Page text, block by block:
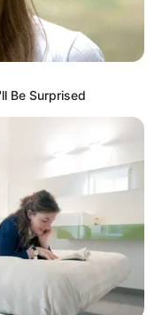
que le
de Alerta.
IBAGUÉ
Be Surprised